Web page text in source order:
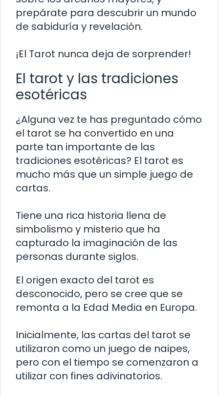
prepárate para descubrir un mundo
de sabiduría y revelación.
¡El Tarot nunca deja de sorprender!
El tarot y las tradiciones
esotéricas
¿Alguna vez te has preguntado cómo
el tarot se ha convertido en una
parte tan importante de las
tradiciones esotéricas? El tarot es
mucho más que un simple juego de
cartas.
Tiene una rica historia llena de
simbolismo y misterio que ha
capturado la imaginación de las
personas durante siglos.
El origen exacto del tarot es
desconocido, pero se cree que se
remonta a la Edad Media en Europa.
Inicialmente, las cartas del tarot se
utilizaron como un juego de naipes,
pero con el tiempo se comenzaron a
utilizar con fines adivinatorios.